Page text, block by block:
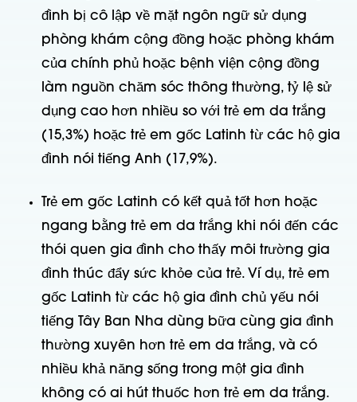
đình bị cô lập về mặt ngôn ngữ sử dụng
phòng khám cộng đồng hoặc phòng khám
của chính phủ hoặc bệnh viện cộng đồng
làm nguồn chăm sóc thông thường, tỷ lệ sử
dụng cao hơn nhiều so với trẻ em da trắng
(15,3%) hoặc trẻ em gốc Latinh từ các hộ gia
đình nói tiếng Anh (17,9%).
Trẻ em gốc Latinh có kết quả tốt hơn hoặc
ngang bằng trẻ em da trắng khi nói đến các
thói quen gia đình cho thấy môi trường gia
đình thúc đẩy sức khỏe của trẻ. Ví dụ, trẻ em
gốc Latinh từ các hộ gia đình chủ yếu nói
tiếng Tây Ban Nha dùng bữa cùng gia đình
thường xuyên hơn trẻ em da trắng, và có
nhiều khả năng sống trong một gia đình
không có ai hút thuốc hơn trẻ em da trắng.